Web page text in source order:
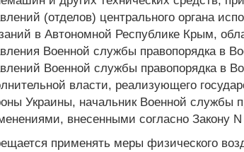
(отделов) центрального органа
в Автономной Республике Крым,
Военной службы правопорядка в
Военной службы правопорядка в
власти, реализующего
Украины, начальник Военной службы
внесенными согласно Закону
применять меры физического